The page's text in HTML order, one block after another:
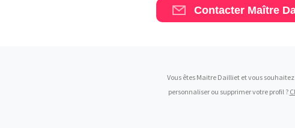
Vous êtes Maitre Dailliet et vous
personnaliser ou supprimer votre profil ?